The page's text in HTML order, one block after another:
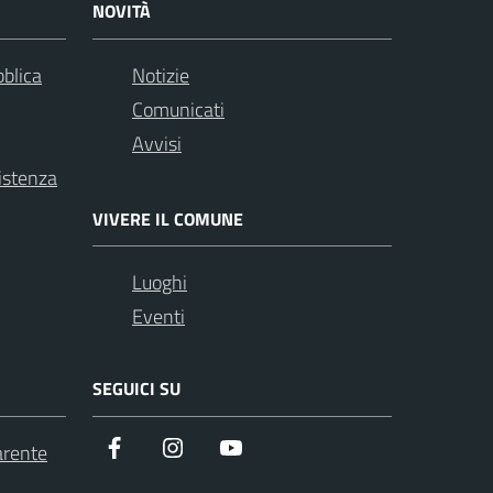
NOVITÀ
Notizie
Comunicati
Avvisi
VIVERE IL COMUNE
Luoghi
Eventi
SEGUICI SU
Facebook instagram